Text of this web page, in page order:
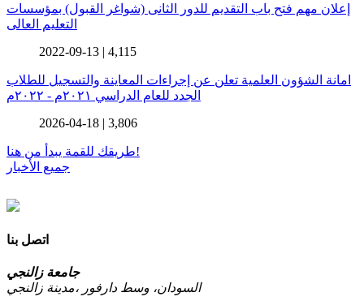
إعلان مهم فتح باب التقديم للدور الثانى (شواغر القبول) بمؤسسات
التعليم العالى
2022-09-13 | 4,115
امانة الشؤون العلمية تعلن عن إجراءات المعاينة والتسجيل للطلاب
الجدد للعام الدراسي ٢٠٢١م - ٢٠٢٢م
2026-04-18 | 3,806
طريقك للقمة يبدأ من هنا!
جميع الأخبار
اتصل بنا
جامعة زالنجي
السودان، وسط دارفور ،مدينة زالنجي